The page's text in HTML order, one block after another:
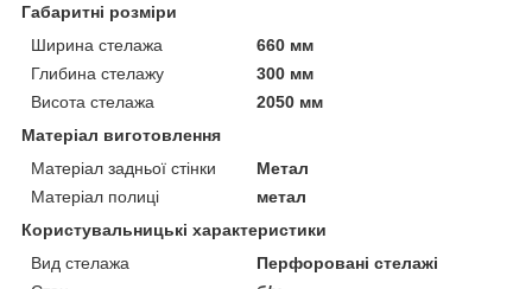
Габаритні розміри
Ширина стелажа
660 мм
Глибина стелажу
300 мм
Висота стелажа
2050 мм
Матеріал виготовлення
Матеріал задньої стінки
Метал
Матеріал полиці
метал
Користувальницькі характеристики
Вид стелажа
Перфоровані стелажі